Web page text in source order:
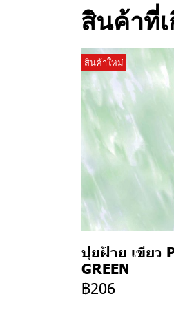
สินค้าที่
สินค้าใหม่
ปุยฝ้าย เขียว
GREEN
฿206